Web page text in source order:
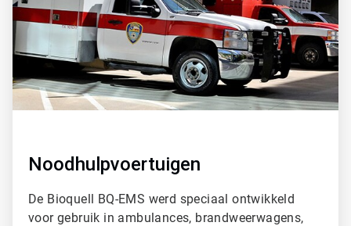
Noodhulpvoertuigen
De Bioquell BQ-EMS werd speciaal ontwikkeld
voor gebruik in ambulances, brandweerwagens,